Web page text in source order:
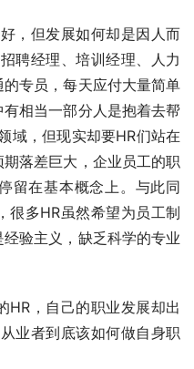
，但发展如何却是因人而
聘经理、培训经理、人力
专员，每天应付大量简单
相当一部分人是抱着去帮
域，但现实却要HR们站在
落差巨大，企业员工的职
留在基本概念上。与此同
很多HR虽然希望为员工制
验主义，缺乏科学的专业
HR，自己的职业发展却出
业者到底该如何做自身职